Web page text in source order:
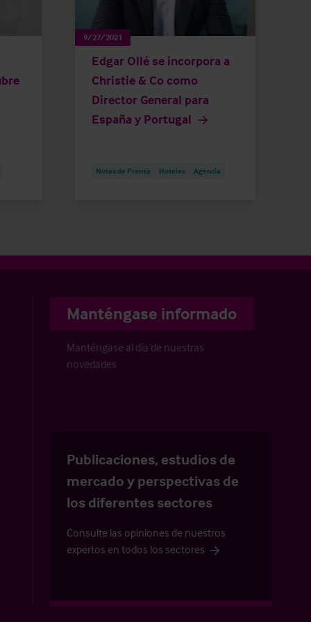
9/27/2021
Edgar Ollé se incorpora a
Christie & Co como
Director General para
España y Portugal
Notas de Prensa Hoteles Agencia
Manténgase informado
Manténgase al día de nuestras
novedades
Publicaciones, estudios de
mercado y perspectivas de
los diferentes sectores
Consulte las opiniones de nuestros
expertos en todos los sectores